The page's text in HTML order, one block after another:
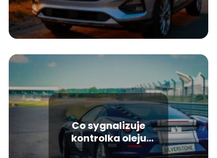
Co sygnalizuje
kontrolka oleju
silnikowego?